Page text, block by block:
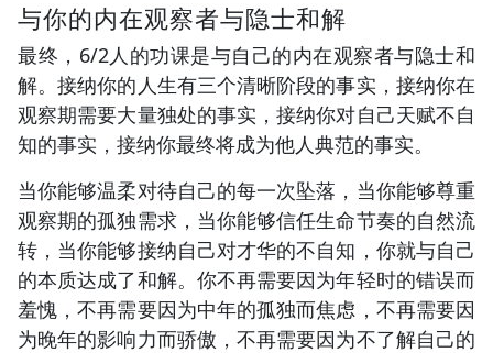
与你的内在观察者与隐士和解
最终，6/2人的功课是与自己的内在观察者与隐士和
解。接纳你的人生有三个清晰阶段的事实，接纳你在
观察期需要大量独处的事实，接纳你对自己天赋不自
知的事实，接纳你最终将成为他人典范的事实。
当你能够温柔对待自己的每一次坠落，当你能够尊重
观察期的孤独需求，当你能够信任生命节奏的自然流
转，当你能够接纳自己对才华的不自知，你就与自己
的本质达成了和解。你不再需要因为年轻时的错误而
羞愧，不再需要因为中年的孤独而焦虑，不再需要因
为晚年的影响力而骄傲，不再需要因为不了解自己的